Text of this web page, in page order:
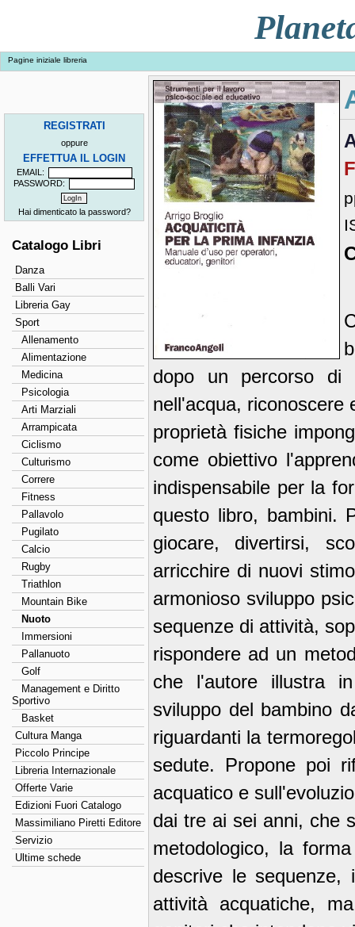
Pagine iniziale libreria
dopo un percorso di
nell'acqua, riconoscere
proprietà fisiche
come obiettivo
indispensabile per la
questo libro, bambini.
giocare, divertirsi,
arricchire di nuovi
armonioso sviluppo
sequenze di attività,
rispondere ad un
che l'autore illustra
sviluppo del bambino
riguardanti la
sedute. Propone poi
acquatico e
dai tre ai sei anni, che
metodologico, la
descrive le
attività acquatiche,
REGISTRATI
oppure
EFFETTUA IL LOGIN
EMAIL:
PASSWORD:
Hai dimenticato la password?
Catalogo Libri
Danza
Balli Vari
Libreria Gay
Sport
Allenamento
Alimentazione
Medicina
Psicologia
Arti Marziali
Arrampicata
Ciclismo
Culturismo
Correre
Fitness
Pallavolo
Pugilato
Calcio
Rugby
Triathlon
Mountain Bike
Nuoto
Immersioni
Pallanuoto
Golf
Management e Diritto
Sportivo
Basket
Cultura Manga
Piccolo Principe
Libreria Internazionale
Offerte Varie
Edizioni Fuori Catalogo
Massimiliano Piretti Editore
Servizio
Ultime schede